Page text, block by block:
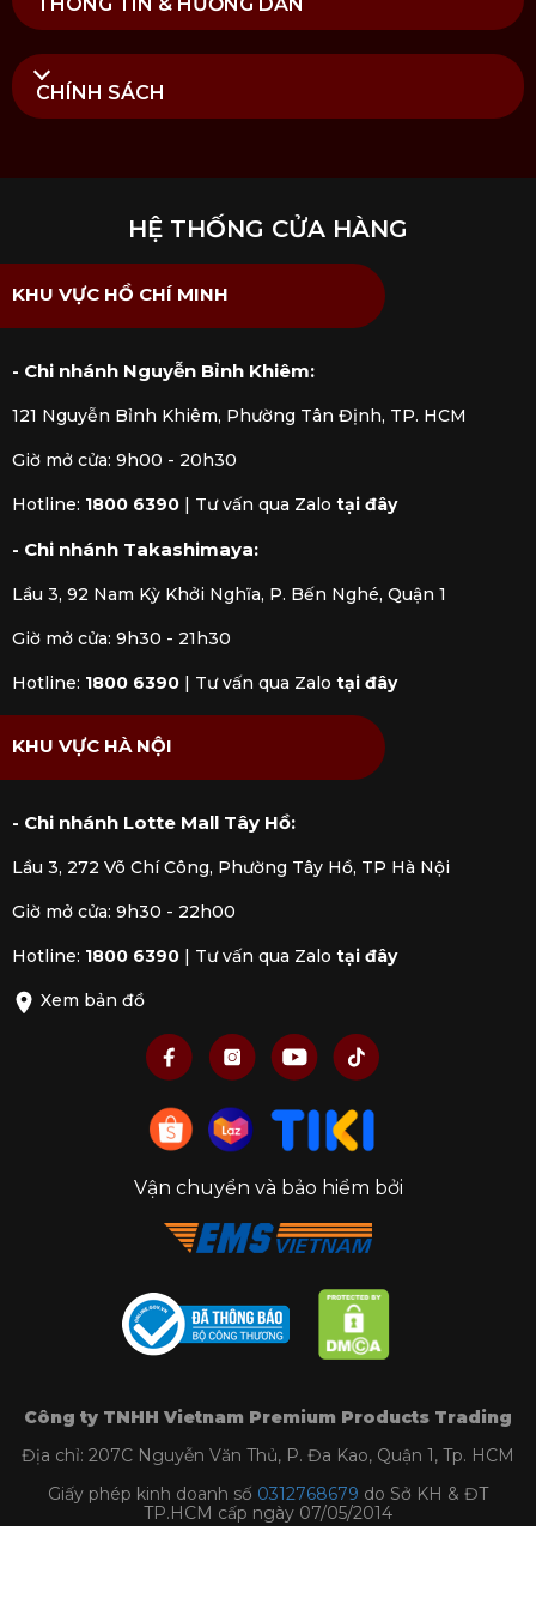
THÔNG TIN & HƯỚNG DẪN
CHÍNH SÁCH
HỆ THỐNG CỬA HÀNG
KHU VỰC HỒ CHÍ MINH
- Chi nhánh Nguyễn Bỉnh Khiêm:
121 Nguyễn Bỉnh Khiêm, Phường Tân Định, TP. HCM
Giờ mở cửa: 9h00 - 20h30
Hotline: 1800 6390 Tư vấn qua Zalo tại đây
- Chi nhánh Takashimaya:
Lầu 3, 92 Nam Kỳ Khởi Nghĩa, P. Bến Nghé, Quận 1
Giờ mở cửa: 9h30 - 21h30
Hotline: 1800 6390 Tư vấn qua Zalo tại đây
KHU VỰC HÀ NỘI
- Chi nhánh Lotte Mall Tây Hồ:
Lầu 3, 272 Võ Chí Công, Phường Tây Hồ, TP Hà Nội
Giờ mở cửa: 9h30 - 22h00
Hotline: 1800 6390 Tư vấn qua Zalo tại đây
Xem bản đồ
Vận chuyển và bảo hiểm bởi
Công ty TNHH Vietnam Premium Products Trading
Địa chỉ: 207C Nguyễn Văn Thủ, P. Đa Kao, Quận 1, Tp. HCM
Giấy phép kinh doanh số 0312768679 do Sở KH & ĐT
TP.HCM cấp ngày 07/05/2014